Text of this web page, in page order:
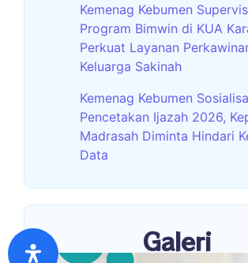
Kemenag Kebumen
Program Bimwin di KUA
Perkuat Layanan
Keluarga Sakinah
Kemenag Kebumen
Pencetakan Ijazah 2026,
Madrasah Diminta Hindari
Data
Galeri